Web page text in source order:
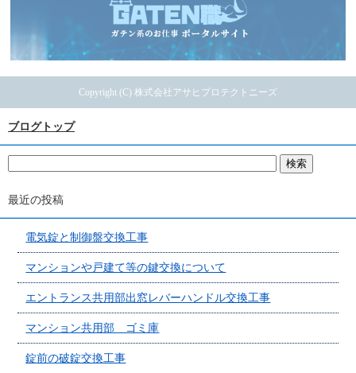
Copyright (C) 株式会社アサヒプロテクトニーズ
ブログトップ
最近の投稿
電気錠と制御盤交換工事
マンションや戸建て等の鍵交換について
エントランス共用部出窓レバーハンドル交換工事
マンション共用部 ゴミ庫
錠前の破錠交換工事